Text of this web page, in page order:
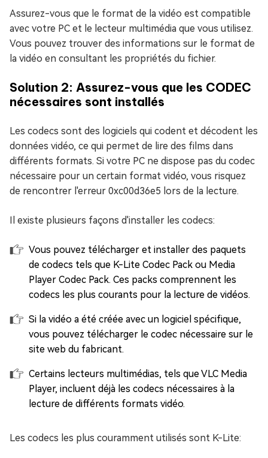
Assurez-vous que le format de la vidéo est compatible
avec votre PC et le lecteur multimédia que vous utilisez.
Vous pouvez trouver des informations sur le format de
la vidéo en consultant les propriétés du fichier.
Solution 2: Assurez-vous que les CODEC
nécessaires sont installés
Les codecs sont des logiciels qui codent et décodent les
données vidéo, ce qui permet de lire des films dans
différents formats. Si votre PC ne dispose pas du codec
nécessaire pour un certain format vidéo, vous risquez
de rencontrer l'erreur 0xc00d36e5 lors de la lecture.
Il existe plusieurs façons d'installer les codecs:
Vous pouvez télécharger et installer des paquets
de codecs tels que K-Lite Codec Pack ou Media
Player Codec Pack. Ces packs comprennent les
codecs les plus courants pour la lecture de vidéos.
Si la vidéo a été créée avec un logiciel spécifique,
vous pouvez télécharger le codec nécessaire sur le
site web du fabricant.
Certains lecteurs multimédias, tels que VLC Media
Player, incluent déjà les codecs nécessaires à la
lecture de différents formats vidéo.
Les codecs les plus couramment utilisés sont K-Lite: